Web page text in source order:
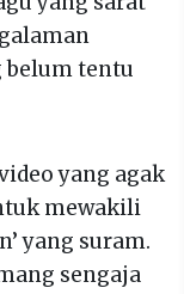
belum tentu
yang agak
mewakili
yang suram.
sengaja